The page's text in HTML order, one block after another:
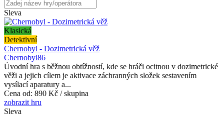
Sleva
Klasická
Detektivní
Chernobyl - Dozimetrická věž
Chernobyl86
Úvodní hra s běžnou obtížností, kde se hráči ocitnou v dozimetrické
věži a jejich cílem je aktivace záchranných složek sestavením
vysílací aparatury a...
Cena od: 890 Kč / skupina
zobrazit hru
Sleva